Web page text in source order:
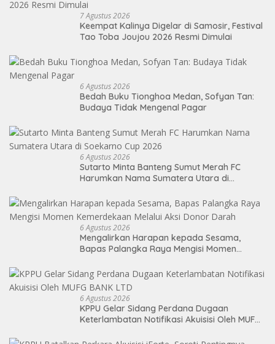
7 Agustus 2026
Keempat Kalinya Digelar di Samosir, Festival
Tao Toba Joujou 2026 Resmi Dimulai
6 Agustus 2026
Bedah Buku Tionghoa Medan, Sofyan Tan:
Budaya Tidak Mengenal Pagar
6 Agustus 2026
Sutarto Minta Banteng Sumut Merah FC
Harumkan Nama Sumatera Utara di
6 Agustus 2026
Mengalirkan Harapan kepada Sesama,
Bapas Palangka Raya Mengisi Momen
6 Agustus 2026
KPPU Gelar Sidang Perdana Dugaan
Keterlambatan Notifikasi Akuisisi Oleh MUFG